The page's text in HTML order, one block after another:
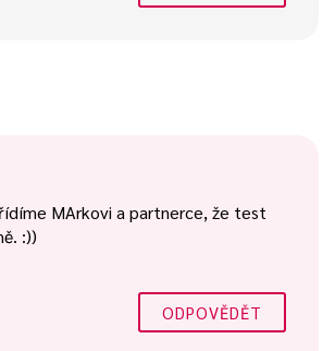
MArkovi a partnerce, že test
:))
ODPOVĚDĚT